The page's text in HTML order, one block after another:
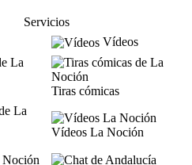
Servicios
Vídeos
Tiras cómicas
Vídeos La Noción